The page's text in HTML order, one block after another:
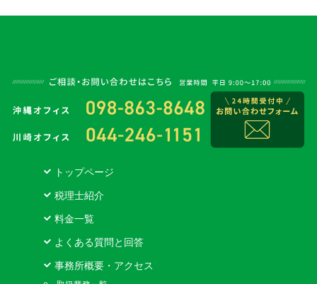
トップページ
税理士紹介
料金一覧
よくある質問と回答
事務所概要・アクセス